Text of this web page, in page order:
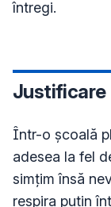
Justificare
Într-o școală
adesea la fel
simțim însă
respira puțin